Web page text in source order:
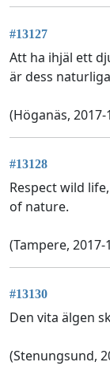
#13127
Att ha ihjäl ett
är dess
(Höganäs, 2017-
#13128
Respect wild
of nature.
(Tampere, 2017-
#13130
Den vita älgen
(Stenungsund,